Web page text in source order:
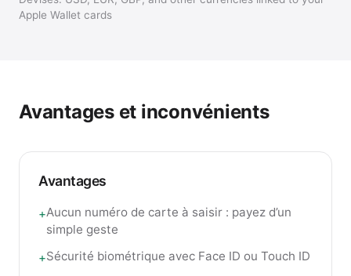
Apple Wallet cards
Avantages et inconvénients
Avantages
+Aucun numéro de carte à saisir : payez d’un
simple geste
+Sécurité biométrique avec Face ID ou Touch ID